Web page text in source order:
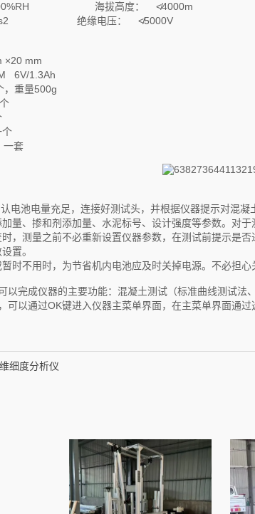
海拔高度： ≮4000m
s2 绝缘电压： ≮5000V
mm
6V/1.3Ah
重量500g
套
电池电量充足，连接好测试头，并根据仪器提示对混
量、掺和剂添加量、水泥标号、设计强度等参数。对
，测量之前不必重新设置仪器参数，在测试前提示是
置。
时不用时，为节省机内电池应及时关掉电源。不必担心
以完成仪器的主要功能：混凝土测试（标准曲线测试法
可以通过OK键进入仪器主菜单界面，在主菜单界面通过
细度分析仪